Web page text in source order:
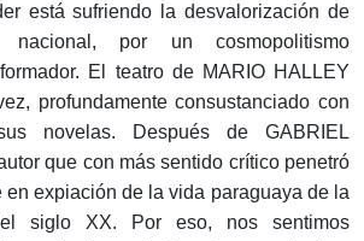
está sufriendo la desvalorización de
nacional, por un cosmopolitismo
El teatro de MARIO HALLEY
profundamente consustanciado con
novelas. Después de GABRIEL
que con más sentido crítico penetró
en expiación de la vida paraguaya de la
siglo XX. Por eso, nos sentimos